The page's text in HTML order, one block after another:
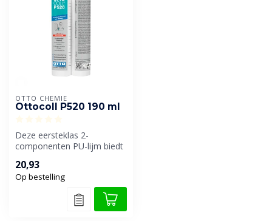
OTTO CHEMIE
Ottocoll P520 190 ml
Deze eersteklas 2-
componenten PU-lijm biedt
metaal. ...
20,93
Op bestelling